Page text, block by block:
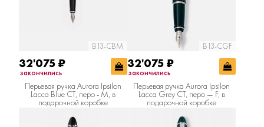
B13-CBM
32'075 ₽
закончились
Перьевая ручка Aurora Ipsilon
Lacca Blue CT, перо - М, в
подарочной коробке
B13-CGF
32'075 ₽
закончились
Перьевая ручка Aurora Ipsilon
Lacca Grey CT, перо — F, в
подарочной коробке